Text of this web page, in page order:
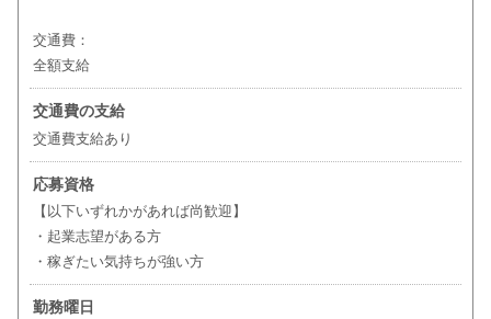
交通費：
全額支給
交通費の支給
交通費支給あり
応募資格
【以下いずれかがあれば尚歓迎】
・起業志望がある方
・稼ぎたい気持ちが強い方
勤務曜日